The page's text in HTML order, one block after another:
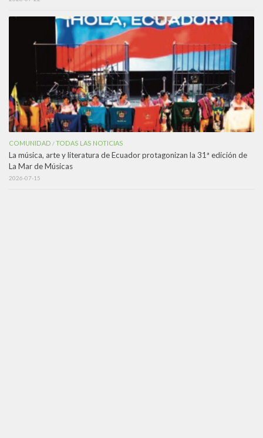
COMUNIDAD /TODAS LAS NOTICIAS
La música, arte y literatura de Ecuador protagonizan la 31ª edición de
La Mar de Músicas
2026-07-15